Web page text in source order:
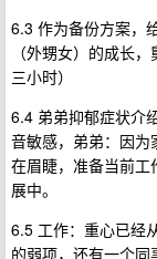
6.3 作为备份方案，
（外甥女）的成长
三小时）
6.4 弟弟抑郁症状介
音敏感，弟弟：因为
在眉睫，准备当前工
展中。
6.5 工作：重心已经
的弱项，还有一个